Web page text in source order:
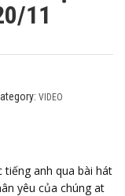
11
VIDEO
tiếng anh qua bài hát
yêu của chúng at